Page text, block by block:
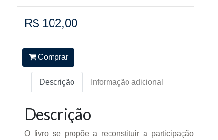
R$ 102,00
Comprar
Descrição Informação adicional
Descrição
O livro se propõe a reconstituir a participação